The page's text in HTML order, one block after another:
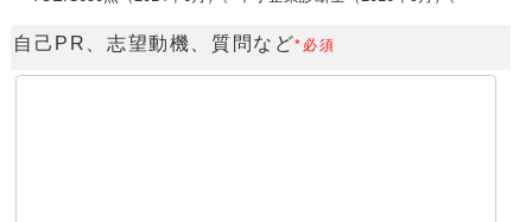
自己PR、志望動機、質問など*必須